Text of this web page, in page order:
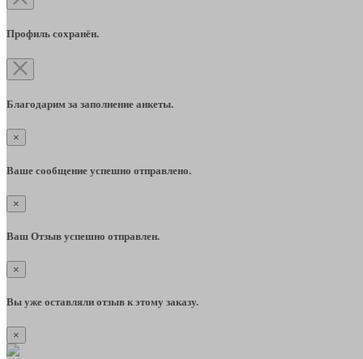
Профиль сохранён.
Благодарим за заполнение анкеты.
×
Ваше сообщение успешно отправлено.
×
Ваш Отзыв успешно отправлен.
×
Вы уже оставляли отзыв к этому заказу.
×